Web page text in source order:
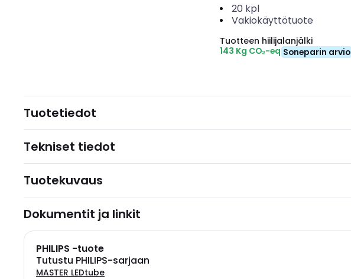
20 kpl
Vakiokäyttötuote
Tuotteen hiilijalanjälki
143 Kg CO₂-eq Soneparin arvio
Tuotetiedot
Tekniset tiedot
Tuotekuvaus
Dokumentit ja linkit
PHILIPS -tuote
Tutustu PHILIPS-sarjaan
MASTER LEDtube